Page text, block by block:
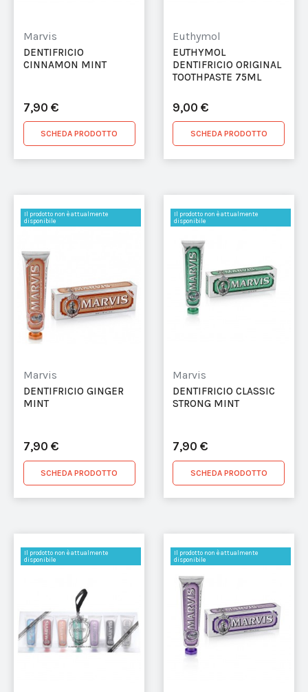
Marvis
DENTIFRICIO
CINNAMON MINT
7,90 €
SCHEDA PRODOTTO
Euthymol
EUTHYMOL
DENTIFRICIO ORIGINAL
TOOTHPASTE 75ML
9,00 €
SCHEDA PRODOTTO
Il prodotto non è attualmente
disponibile
Marvis
DENTIFRICIO GINGER
MINT
7,90 €
SCHEDA PRODOTTO
Il prodotto non è attualmente
disponibile
Marvis
DENTIFRICIO CLASSIC
STRONG MINT
7,90 €
SCHEDA PRODOTTO
Il prodotto non è attualmente
disponibile
Il prodotto non è attualmente
disponibile